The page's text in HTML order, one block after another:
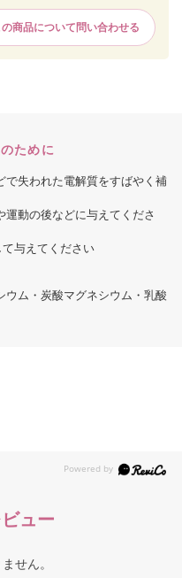
の商品について問い合わせる
ために
で失われた電解質をすばやく補
動の後などに与えてくださ
与えてください
ウム・炭酸マグネシウム・乳酸
ュー
せん。